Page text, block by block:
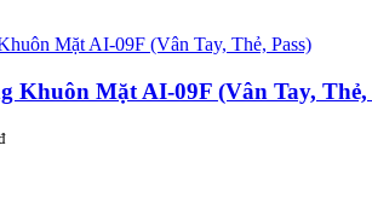
Khuôn Mặt AI-09F (Vân Tay, Thẻ,